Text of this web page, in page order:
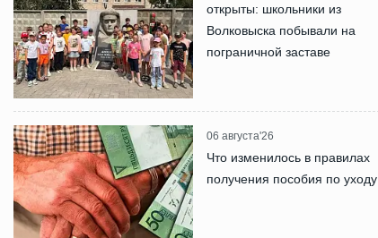
открыты: школьники из
Волковыска побывали на
пограничной заставе
06 августа'26
Что изменилось в правилах
получения пособия по уходу